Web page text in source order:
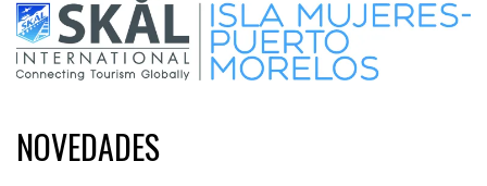
NOVEDADES